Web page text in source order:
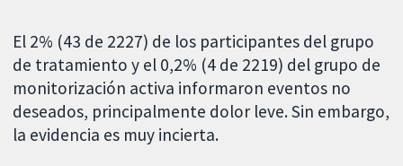
El 2% (43 de 2227) de los participantes del grupo
de tratamiento y el 0,2% (4 de 2219) del grupo de
monitorización activa informaron eventos no
deseados, principalmente dolor leve. Sin embargo,
la evidencia es muy incierta.